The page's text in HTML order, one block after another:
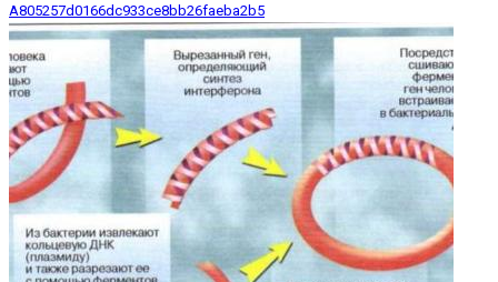
A805257d0166dc933ce8bb26faeba2b5